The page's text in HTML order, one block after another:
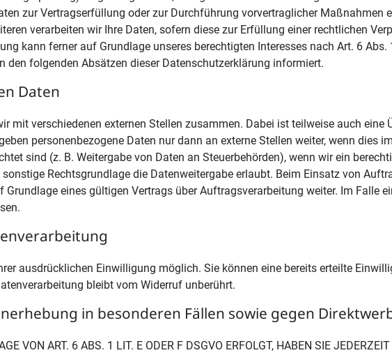
zur Vertragserfüllung oder zur Durchführung vorvertraglicher Maßnahmen
verarbeiten wir Ihre Daten, sofern diese zur Erfüllung einer rechtlichen
kann ferner auf Grundlage unseres berechtigten Interesses nach Art. 6
den folgenden Absätzen dieser Datenschutzerklärung informiert.
Daten
mit verschiedenen externen Stellen zusammen. Dabei ist teilweise auch eine
personenbezogene Daten nur dann an externe Stellen weiter, wenn dies
sind (z. B. Weitergabe von Daten an Steuerbehörden), wenn wir ein
Rechtsgrundlage die Datenweitergabe erlaubt. Beim Einsatz von
Grundlage eines gültigen Vertrags über Auftragsverarbeitung weiter. Im Falle
ausdrücklichen Einwilligung möglich. Sie können eine bereits erteilte
bleibt vom Widerruf unberührt.
in besonderen Fällen sowie gegen
VON ART. 6 ABS. 1 LIT. E ODER F DSGVO ERFOLGT, HABEN SIE